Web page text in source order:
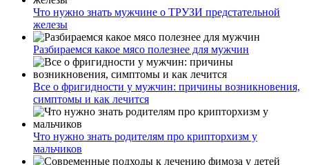
Что нужно знать мужчине о ТРУЗИ предстательной
железы
Разбираемся какое мясо полезнее для мужчин
Все о фригидности у мужчин: причины возникновения,
симптомы и как лечится
Что нужно знать родителям про крипторхизм у
мальчиков